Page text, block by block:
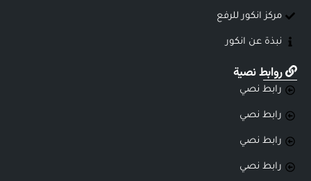
مركز انكور للرفع
نبذة عن انكور
روابط نصية
رابط نصي
رابط نصي
رابط نصي
رابط نصي